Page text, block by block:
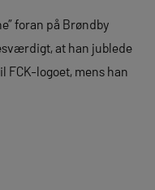
foran på Brøndby
at han jublede
FCK-logoet, mens han